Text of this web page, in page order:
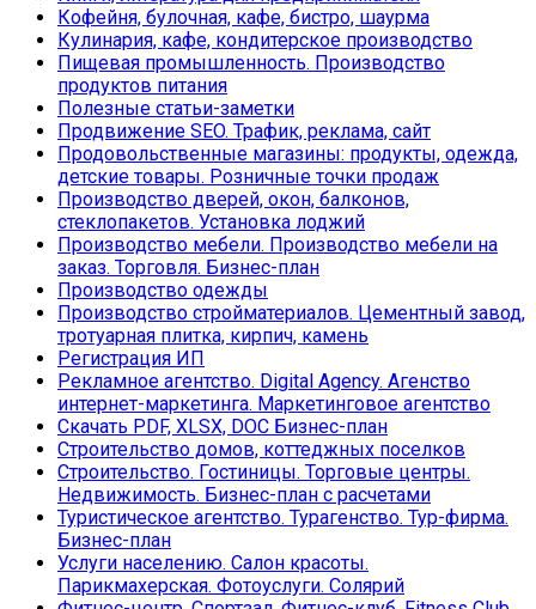
Кофейня, булочная, кафе, бистро, шаурма
Кулинария, кафе, кондитерское производство
Пищевая промышленность. Производство
продуктов питания
Полезные статьи-заметки
Продвижение SEO. Трафик, реклама, сайт
Продовольственные магазины: продукты, одежда,
детские товары. Розничные точки продаж
Производство дверей, окон, балконов,
стеклопакетов. Установка лоджий
Производство мебели. Производство мебели на
заказ. Торговля. Бизнес-план
Производство одежды
Производство стройматериалов. Цементный завод,
тротуарная плитка, кирпич, камень
Регистрация ИП
Рекламное агентство. Digital Agency. Агенство
интернет-маркетинга. Маркетинговое агентство
Скачать PDF, XLSX, DOC Бизнес-план
Строительство домов, коттеджных поселков
Строительство. Гостиницы. Торговые центры.
Недвижимость. Бизнес-план с расчетами
Туристическое агентство. Турагенство. Тур-фирма.
Бизнес-план
Услуги населению. Салон красоты.
Парикмахерская. Фотоуслуги. Солярий